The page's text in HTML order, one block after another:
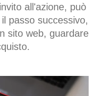
all'azione, può
passo successivo,
sito web, guardare